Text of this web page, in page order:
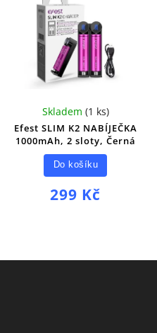
Efest SLIM K2 NABÍJEČKA
1000mAh, 2 sloty, Černá
Skladem (1 ks)
299 Kč
Do košíku